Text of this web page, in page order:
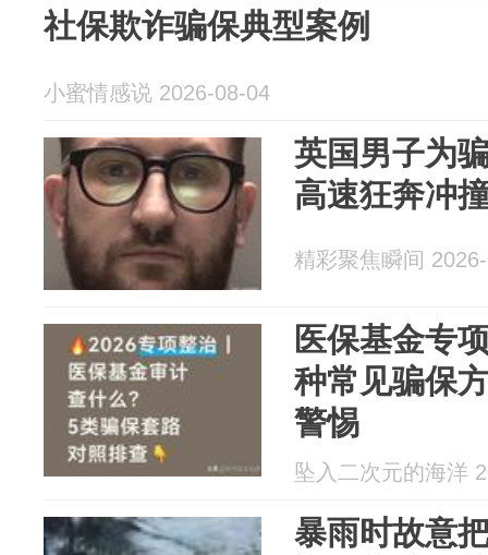
社保欺诈骗保典型案例
小蜜情感说 2026-08-04
英国男子为
高速狂奔冲
精彩聚焦瞬间
医保基金专
种常见骗保
警惕
坠入二次元的海洋
暴雨时故意